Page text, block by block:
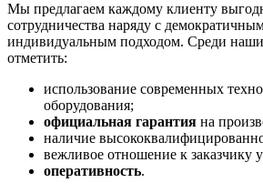
Мы предлагаем каждому клиенту
сотрудничества наряду с
индивидуальным подходом. Среди
отметить:
использование современных
оборудования;
официальная гарантия на
наличие
вежливое отношение к заказчику
оперативность.